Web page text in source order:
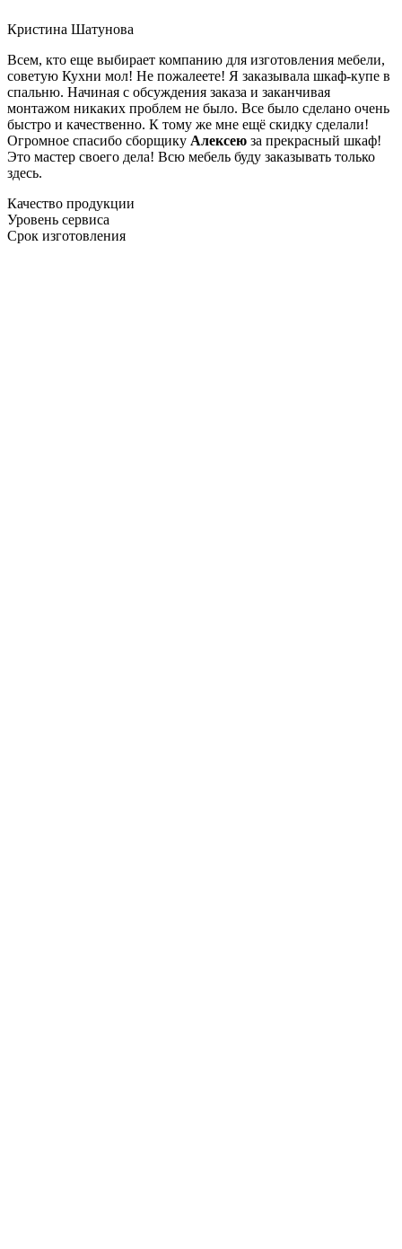
Кристина Шатунова
Всем, кто еще выбирает компанию для изготовления мебели,
советую Кухни мол! Не пожалеете! Я заказывала шкаф-купе в
спальню. Начиная с обсуждения заказа и заканчивая
монтажом никаких проблем не было. Все было сделано очень
быстро и качественно. К тому же мне ещё скидку сделали!
Огромное спасибо сборщику Алексею за прекрасный шкаф!
Это мастер своего дела! Всю мебель буду заказывать только
здесь.
Качество продукции
Уровень сервиса
Срок изготовления